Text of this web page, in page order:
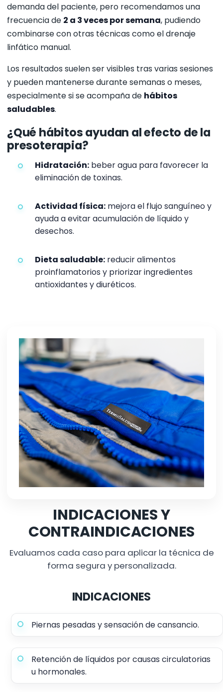
demanda del paciente, pero recomendamos una
frecuencia de 2 a 3 veces por semana, pudiendo
combinarse con otras técnicas como el drenaje
linfático manual.
Los resultados suelen ser visibles tras varias sesiones
y pueden mantenerse durante semanas o meses,
especialmente si se acompaña de hábitos
saludables.
¿Qué hábitos ayudan al efecto de la
presoterapia?
Hidratación: beber agua para favorecer la
eliminación de toxinas.
Actividad física: mejora el flujo sanguíneo y
ayuda a evitar acumulación de líquido y
desechos.
Dieta saludable: reducir alimentos
proinflamatorios y priorizar ingredientes
antioxidantes y diuréticos.
INDICACIONES Y
CONTRAINDICACIONES
Evaluamos cada caso para aplicar la técnica de
forma segura y personalizada.
INDICACIONES
Piernas pesadas y sensación de cansancio.
Retención de líquidos por causas circulatorias
u hormonales.